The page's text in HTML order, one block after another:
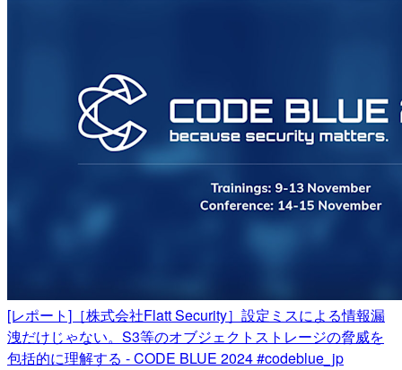
[レポート]［株式会社Flatt Security］設定ミスによる情報漏
洩だけじゃない。S3等のオブジェクトストレージの脅威を
包括的に理解する - CODE BLUE 2024 #codeblue_jp